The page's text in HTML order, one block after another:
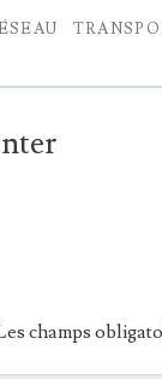
champs